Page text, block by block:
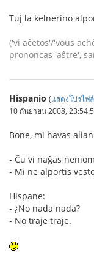
Tuj la kelnerino
('vi aĉetos'/'vous
prononcas 'aŝtre',
Hispanio (แสดงโปรไฟล์
10 กันยายน 2008,
Bone, mi havas
- Ĉu vi naĝas
- Mi ne alportis
Hispane:
- ¿No nada nada?
- No traje traje.